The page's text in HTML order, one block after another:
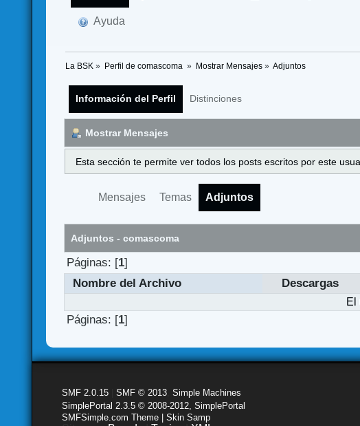
Ayuda
La BSK » Perfil de comascoma » Mostrar Mensajes» Adjuntos
Información del Perfil Distinciones
Mostrar Mensajes
Esta sección te permite ver todos los posts escritos por este
Mensajes Temas Adjuntos
Adjuntos - comascoma
Páginas: [1]
Nombre del Archivo
Descargas
El
Páginas: [1]
SMF 2.0.15 |SMF © 2013 ,Simple Machines
SimplePortal 2.3.5 © 2008-2012, SimplePortal
SMFSimple.com Theme | Skin Samp